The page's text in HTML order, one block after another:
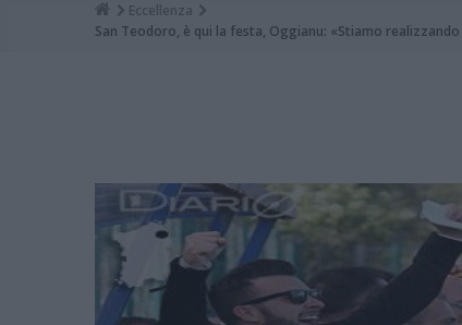
Breadcrumb
Eccellenza
San Teodoro, è qui la festa, Oggianu: «Stiamo